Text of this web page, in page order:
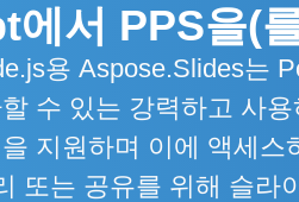
서 PPS을(
용 Aspose.Slides는
수 있는 강력하고 사
지원하며 이에 액세
또는 공유를 위해 슬라